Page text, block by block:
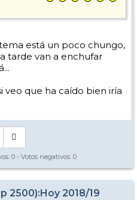
está un poco chungo,
tarde van a enchufar
veo que ha caído bien iría
0 - Votos negativos: 0
2500):Hoy 2018/19